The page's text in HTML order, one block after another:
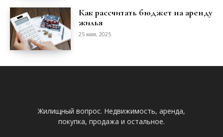
Как рассчитать бюджет на аренду
жилья
25 мая, 2025
Жилищный вопрос. Недвижимость, аренда,
покупка, продажа и остальное.